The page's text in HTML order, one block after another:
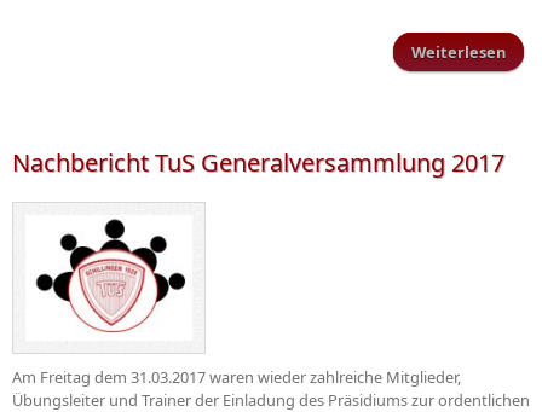
Weiterlesen
Nachbericht TuS Generalversammlung 2017
Am Freitag dem 31.03.2017 waren wieder zahlreiche Mitglieder,
Übungsleiter und Trainer der Einladung des Präsidiums zur ordentlichen